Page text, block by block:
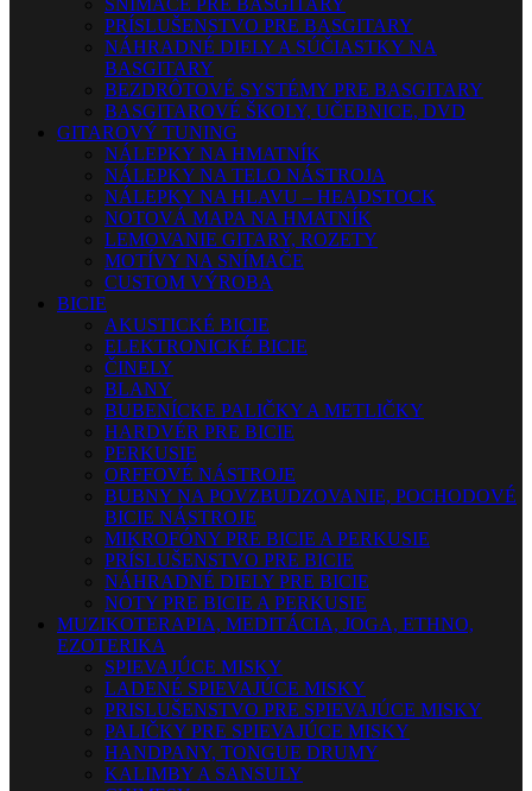
SNÍMAČE PRE BASGITARY
PRÍSLUŠENSTVO PRE BASGITARY
NÁHRADNÉ DIELY A SÚČIASTKY NA
BASGITARY
BEZDRÔTOVÉ SYSTÉMY PRE BASGITARY
BASGITAROVÉ ŠKOLY, UČEBNICE, DVD
GITAROVÝ TUNING
NÁLEPKY NA HMATNÍK
NÁLEPKY NA TELO NÁSTROJA
NÁLEPKY NA HLAVU – HEADSTOCK
NOTOVÁ MAPA NA HMATNÍK
LEMOVANIE GITARY, ROZETY
MOTÍVY NA SNÍMAČE
CUSTOM VÝROBA
BICIE
AKUSTICKÉ BICIE
ELEKTRONICKÉ BICIE
ČINELY
BLANY
BUBENÍCKE PALIČKY A METLIČKY
HARDVÉR PRE BICIE
PERKUSIE
ORFFOVÉ NÁSTROJE
BUBNY NA POVZBUDZOVANIE, POCHODOVÉ
BICIE NÁSTROJE
MIKROFÓNY PRE BICIE A PERKUSIE
PRÍSLUŠENSTVO PRE BICIE
NÁHRADNÉ DIELY PRE BICIE
NOTY PRE BICIE A PERKUSIE
MUZIKOTERAPIA, MEDITÁCIA, JOGA, ETHNO,
EZOTERIKA
SPIEVAJÚCE MISKY
LADENÉ SPIEVAJÚCE MISKY
PRISLUŠENSTVO PRE SPIEVAJÚCE MISKY
PALIČKY PRE SPIEVAJÚCE MISKY
HANDPANY, TONGUE DRUMY
KALIMBY A SANSULY